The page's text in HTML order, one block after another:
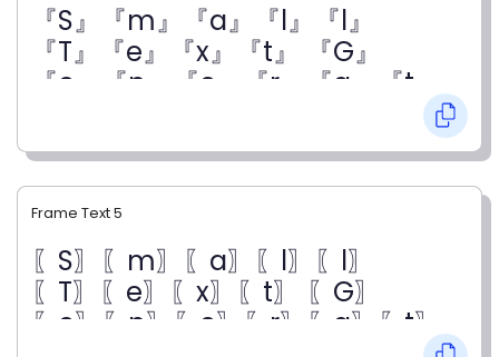
『S』『m』『a』『l』『l』
『T』『e』『x』『t』 『G』
『e』『n』『e』『r』『a』『t』
Frame Text 5
〖S〗〖m〗〖a〗〖l〗〖l〗
〖T〗〖e〗〖x〗〖t〗 〖G〗
〖e〗〖n〗〖e〗〖r〗〖a〗〖t〗